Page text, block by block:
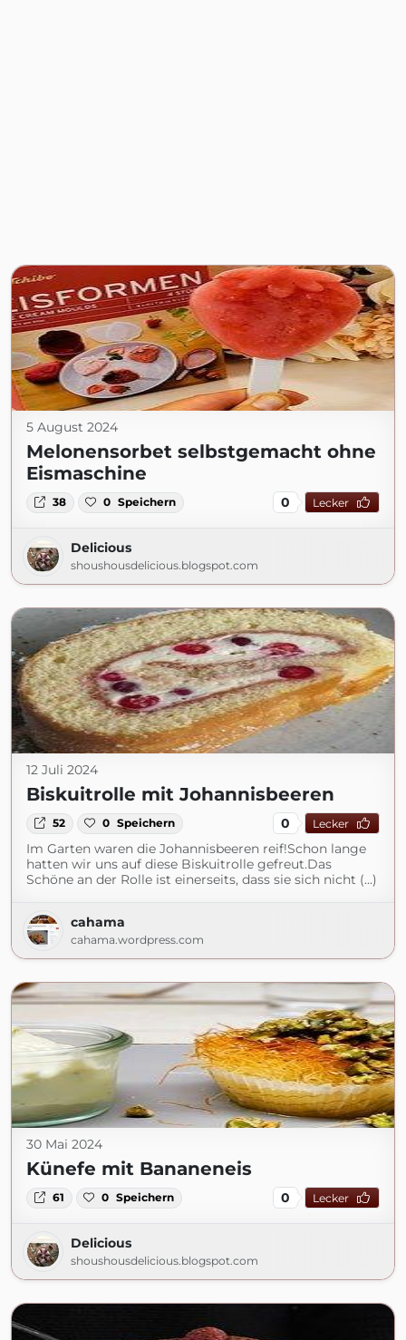
5 August 2024
Melonensorbet selbstgemacht ohne
Eismaschine
38 0 Speichern 0 Lecker
Delicious
shoushousdelicious.blogspot.com
12 Juli 2024
Biskuitrolle mit Johannisbeeren
52 0 Speichern 0 Lecker
Im Garten waren die Johannisbeeren reif!Schon lange
hatten wir uns auf diese Biskuitrolle gefreut.Das
Schöne an der Rolle ist einerseits, dass sie sich nicht (...)
cahama
cahama.wordpress.com
30 Mai 2024
Künefe mit Bananeneis
61 0 Speichern 0 Lecker
Delicious
shoushousdelicious.blogspot.com